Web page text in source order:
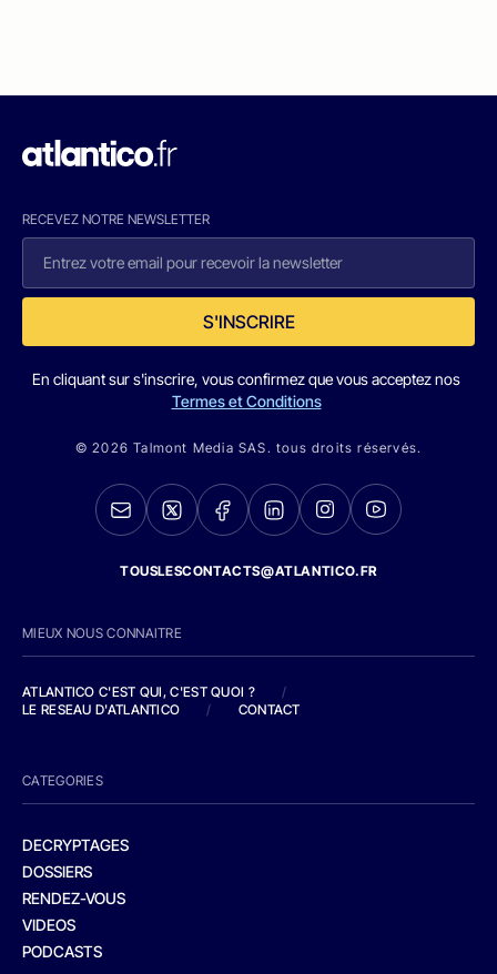
RECEVEZ NOTRE NEWSLETTER
S'INSCRIRE
En cliquant sur s'inscrire, vous confirmez que vous acceptez nos
Termes et Conditions
© 2026 Talmont Media SAS. tous droits réservés.
TOUSLESCONTACTS@ATLANTICO.FR
MIEUX NOUS CONNAITRE
ATLANTICO C'EST QUI, C'EST QUOI ?
/
LE RESEAU D'ATLANTICO
/ CONTACT
CATEGORIES
DECRYPTAGES
DOSSIERS
RENDEZ-VOUS
VIDEOS
PODCASTS